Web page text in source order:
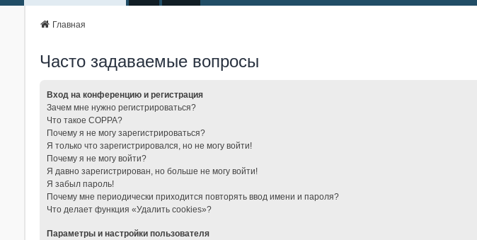
Главная
Часто задаваемые вопросы
Вход на конференцию и регистрация
Зачем мне нужно регистрироваться?
Что такое COPPA?
Почему я не могу зарегистрироваться?
Я только что зарегистрировался, но не могу войти!
Почему я не могу войти?
Я давно зарегистрирован, но больше не могу войти!
Я забыл пароль!
Почему мне периодически приходится повторять ввод имени и пароля?
Что делает функция «Удалить cookies»?
Параметры и настройки пользователя